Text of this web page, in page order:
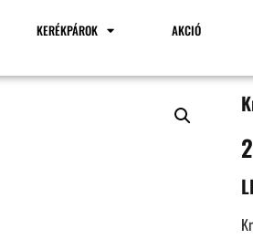
KERÉKPÁROK AKCIÓ